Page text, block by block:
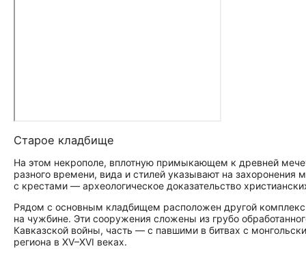
Старое кладбище
На этом некрополе, вплотную примыкающем к древней
разного времени, вида и стилей указывают на
с крестами — археологическое доказательство
Рядом с основным кладбищем расположен другой
на чужбине. Эти сооружения сложены из грубо
Кавказской войны, часть — с павшими в битвах с
региона в XV–XVI веках.